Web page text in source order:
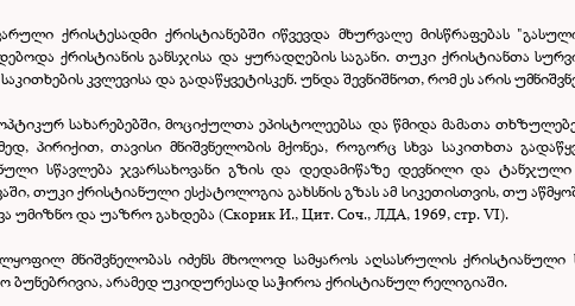
ქრისტესადმი ქრისტიანებში იწვევდა მხურვალე მისწრაფებას
ქრისტიანის განსჯისა და ყურადღების საგანი. თუკი ქრისტიანთა
კვლევისა და გადაწყვეტისკენ. უნდა შევნიშნოთ, რომ ეს არის
სახარებებში, მოციქულთა ეპისტოლეებსა და წმიდა მამათა
პირიქით, თავისი მნიშვნელობის მქონეა, როგორც სხვა საკითხთა
სწავლება ჯვარსახოვანი გზის და დედამიწაზე დევნილი და
თუკი ქრისტიანული ესქატოლოგია გახსნის გზას ამ სიკეთისთვის, თუ
უმიზნო და უაზრო გახდება (Скорик И., Цит. Соч., ЛДА, 1969, стр. VI).
მნიშვნელობას იძენს მხოლოდ სამყაროს აღსასრულის
ბუნებრივია, არამედ უკიდურესად საჭიროა ქრისტიანულ რელიგიაში.